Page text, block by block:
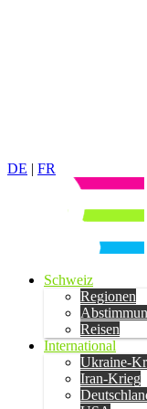
DE | FR
Schweiz
Regionen
Reisen
International
Ukraine-
Iran-Krieg